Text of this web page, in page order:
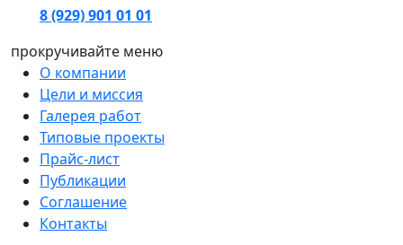
8 (929) 901 01 01
прокручивайте меню
О компании
Цели и миссия
Галерея работ
Типовые проекты
Прайс-лист
Публикации
Соглашение
Контакты